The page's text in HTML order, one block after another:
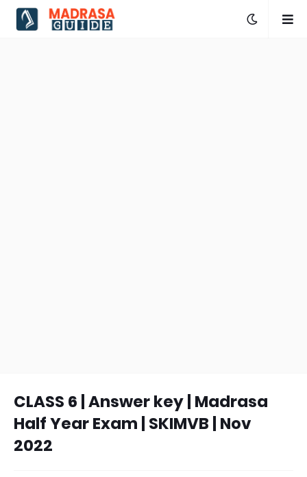
CLASS 6 | Answer key | Madrasa
Half Year Exam | SKIMVB | Nov
2022